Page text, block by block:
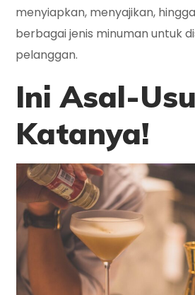
menyiapkan, menyajikan,
berbagai jenis minuman untuk
pelanggan.
IniAsal-
Katanya!